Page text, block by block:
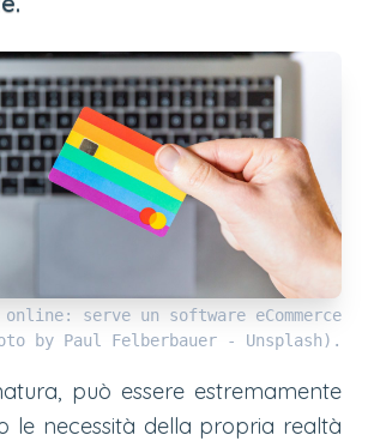
online: serve un software eCommerce
by Paul Felberbauer - Unsplash).
può essere estremamente
le necessità della propria realtà